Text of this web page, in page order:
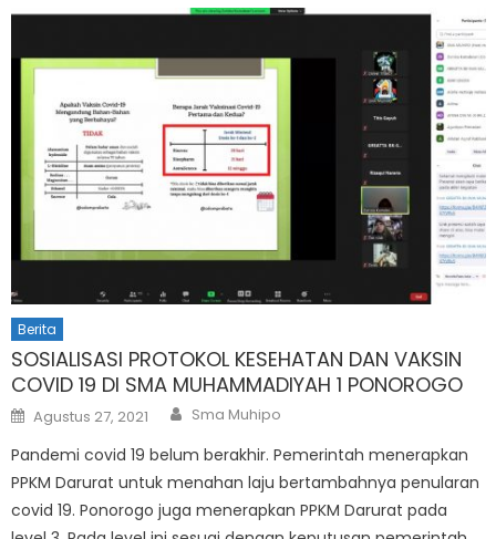
Berita
SOSIALISASI PROTOKOL KESEHATAN DAN VAKSIN
COVID 19 DI SMA MUHAMMADIYAH 1 PONOROGO
Posted
on
Agustus 27, 2021 Author
Sma Muhipo
Pandemi covid 19 belum berakhir. Pemerintah menerapkan
PPKM Darurat untuk menahan laju bertambahnya penularan
covid 19. Ponorogo juga menerapkan PPKM Darurat pada